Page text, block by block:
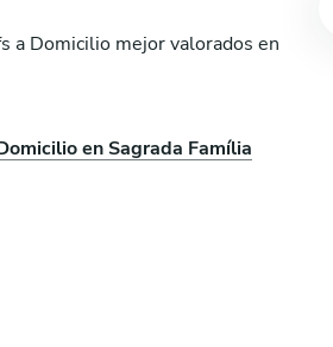
a Domicilio mejor valorados en
en Sagrada Família
de Llobregat